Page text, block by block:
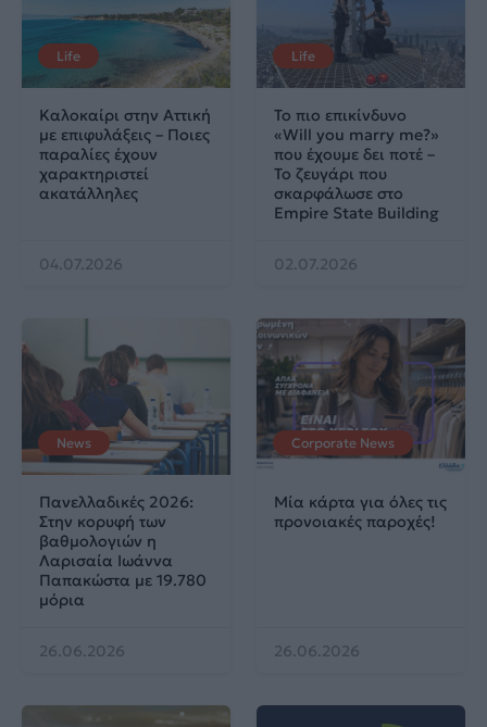
Life
Καλοκαίρι στην Αττική
με επιφυλάξεις – Ποιες
παραλίες έχουν
χαρακτηριστεί
ακατάλληλες
04.07.2026
Life
Το πιο επικίνδυνο
«Will you marry me?»
που έχουμε δει ποτέ –
Το ζευγάρι που
σκαρφάλωσε στο
Empire State Building
02.07.2026
News
Πανελλαδικές 2026:
Στην κορυφή των
βαθμολογιών η
Λαρισαία Ιωάννα
Παπακώστα με 19.780
μόρια
26.06.2026
Corporate News
Μία κάρτα για όλες τις
προνοιακές παροχές!
26.06.2026